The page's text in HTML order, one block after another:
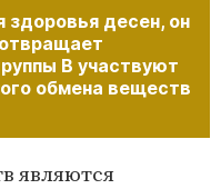
десен, он
B участвуют
обмена веществ
являются